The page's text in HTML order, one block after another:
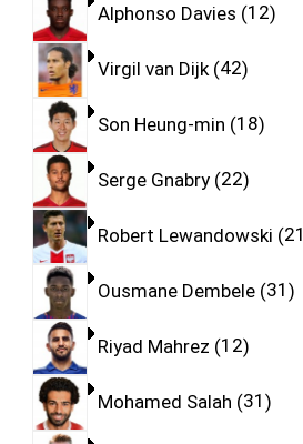
Alphonso Davies 12
Virgil van Dijk 42
Son Heung-min 18
Serge Gnabry 22
Robert Lewandowski 21
Ousmane Dembele 31
Riyad Mahrez 12
Mohamed Salah 31